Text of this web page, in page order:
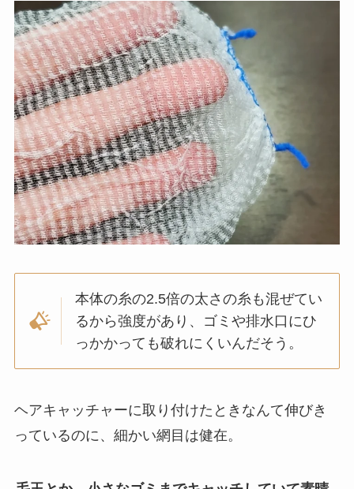
本体の糸の2.5倍の太さの糸も混ぜてい
るから強度があり、ゴミや排水口にひ
っかかっても破れにくいんだそう。
ヘアキャッチャーに取り付けたときなんて伸びき
っているのに、細かい網目は健在。